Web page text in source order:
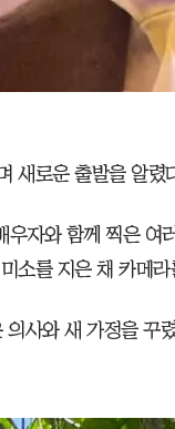
새로운 출발을 알렸
자와 함께 찍은 여
소를 지은 채 카메
사와 새 가정을 꾸